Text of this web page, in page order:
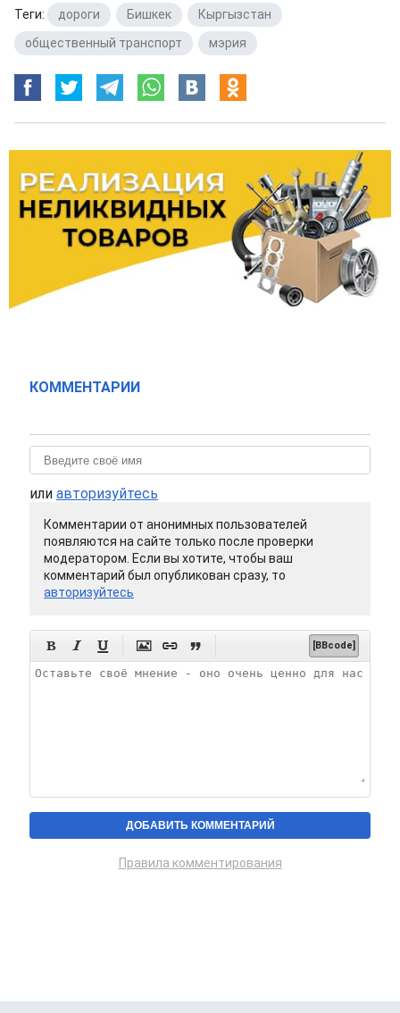
Теги: дороги Бишкек Кыргызстан
общественный транспорт
мэрия
КОММЕНТАРИИ
или авторизуйтесь
Комментарии от анонимных пользователей
появляются на сайте только после проверки
модератором. Если вы хотите, чтобы ваш
комментарий был опубликован сразу, то
авторизуйтесь
      [BBcode]
Правила комментирования